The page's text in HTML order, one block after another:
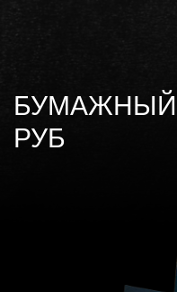
БУМАЖНЫЙ
РУБ